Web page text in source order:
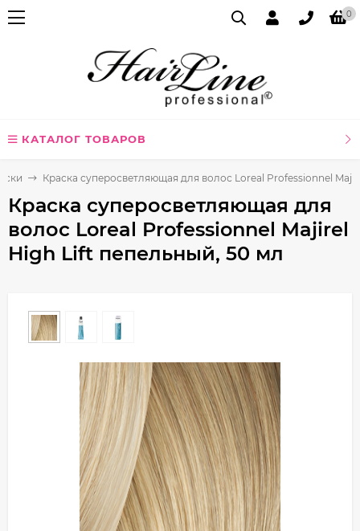
0
КАТАЛОГ ТОВАРОВ
Краска суперосветляющая для волос Loreal Professionnel
Краска суперосветляющая для
волос Loreal Professionnel Majirel
High Lift пепельный, 50 мл